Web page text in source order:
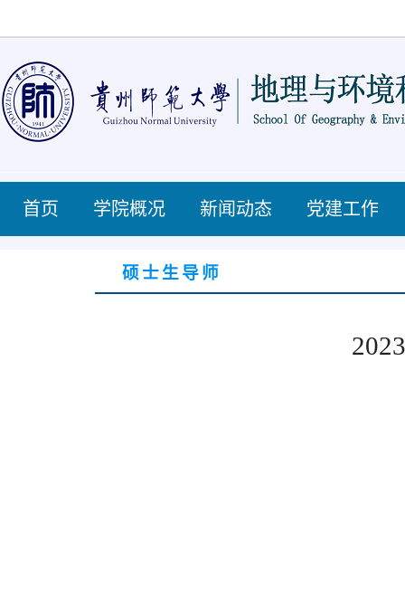
首页 学院概况 新闻动态 党建工作
硕士生导师